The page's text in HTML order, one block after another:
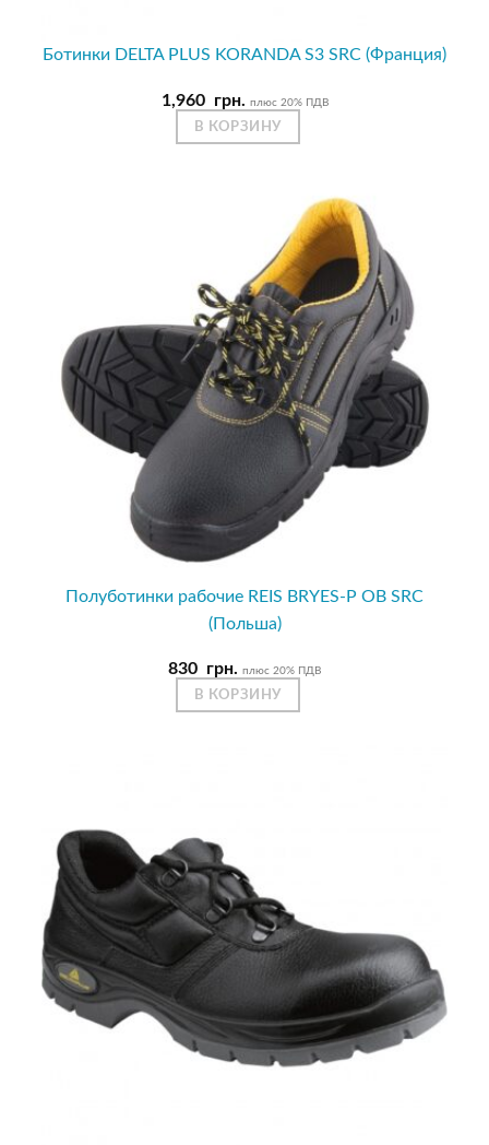
Ботинки DELTA PLUS KORANDA S3 SRC (Франция)
1,960 грн. плюс 20% ПДВ
В КОРЗИНУ
Полуботинки рабочие REIS BRYES-P OB SRC
(Польша)
830 грн. плюс 20% ПДВ
В КОРЗИНУ